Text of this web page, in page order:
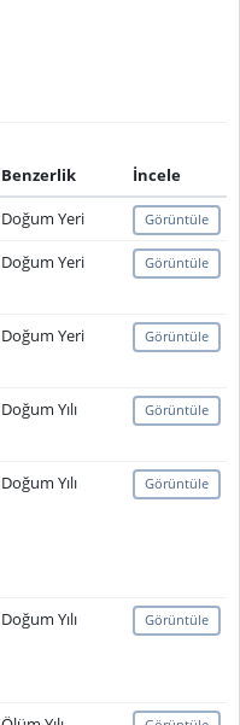
Benzerlik
İncele
Doğum Yeri Görüntüle
Doğum Yeri Görüntüle
Doğum Yeri Görüntüle
Doğum Yılı Görüntüle
Doğum Yılı Görüntüle
Doğum Yılı Görüntüle